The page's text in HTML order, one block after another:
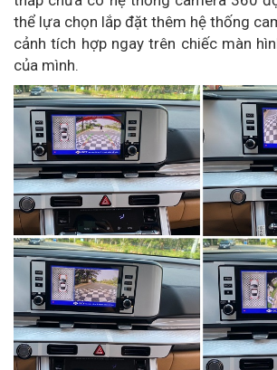
thể lựa chọn lắp đặt thêm hệ thống
cảnh tích hợp ngay trên chiếc màn
của mình.